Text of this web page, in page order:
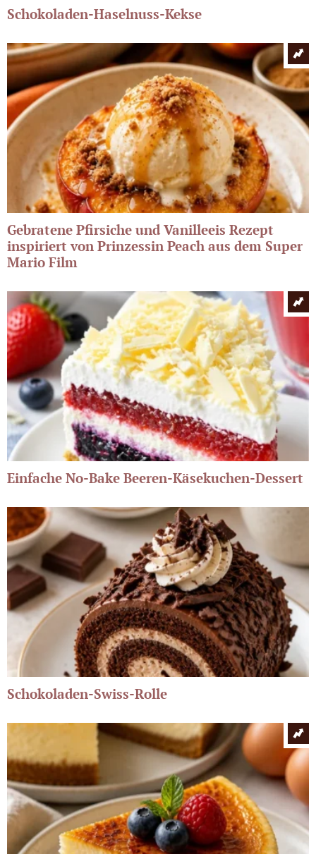
Schokoladen-Haselnuss-Kekse
Gebratene Pfirsiche und Vanilleeis Rezept
inspiriert von Prinzessin Peach aus dem Super
Mario Film
Einfache No-Bake Beeren-Käsekuchen-Dessert
Schokoladen-Swiss-Rolle